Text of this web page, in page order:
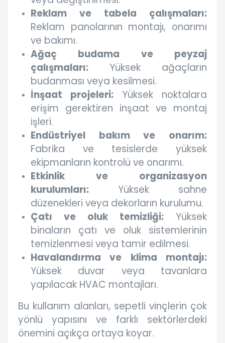
Reklam ve tabela çalışmaları:
Reklam panolarının montajı, onarımı
ve bakımı.
Ağaç budama ve peyzaj
çalışmaları: Yüksek ağaçların
budanması veya kesilmesi.
İnşaat projeleri: Yüksek noktalara
erişim gerektiren inşaat ve montaj
işleri.
Endüstriyel bakım ve onarım:
Fabrika ve tesislerde yüksek
ekipmanların kontrolü ve onarımı.
Etkinlik ve organizasyon
kurulumları: Yüksek sahne
düzenekleri veya dekorların kurulumu.
Çatı ve oluk temizliği: Yüksek
binaların çatı ve oluk sistemlerinin
temizlenmesi veya tamir edilmesi.
Havalandırma ve klima montajı:
Yüksek duvar veya tavanlara
yapılacak HVAC montajları.
Bu kullanım alanları, sepetli vinçlerin çok
yönlü yapısını ve farklı sektörlerdeki
önemini açıkça ortaya koyar.